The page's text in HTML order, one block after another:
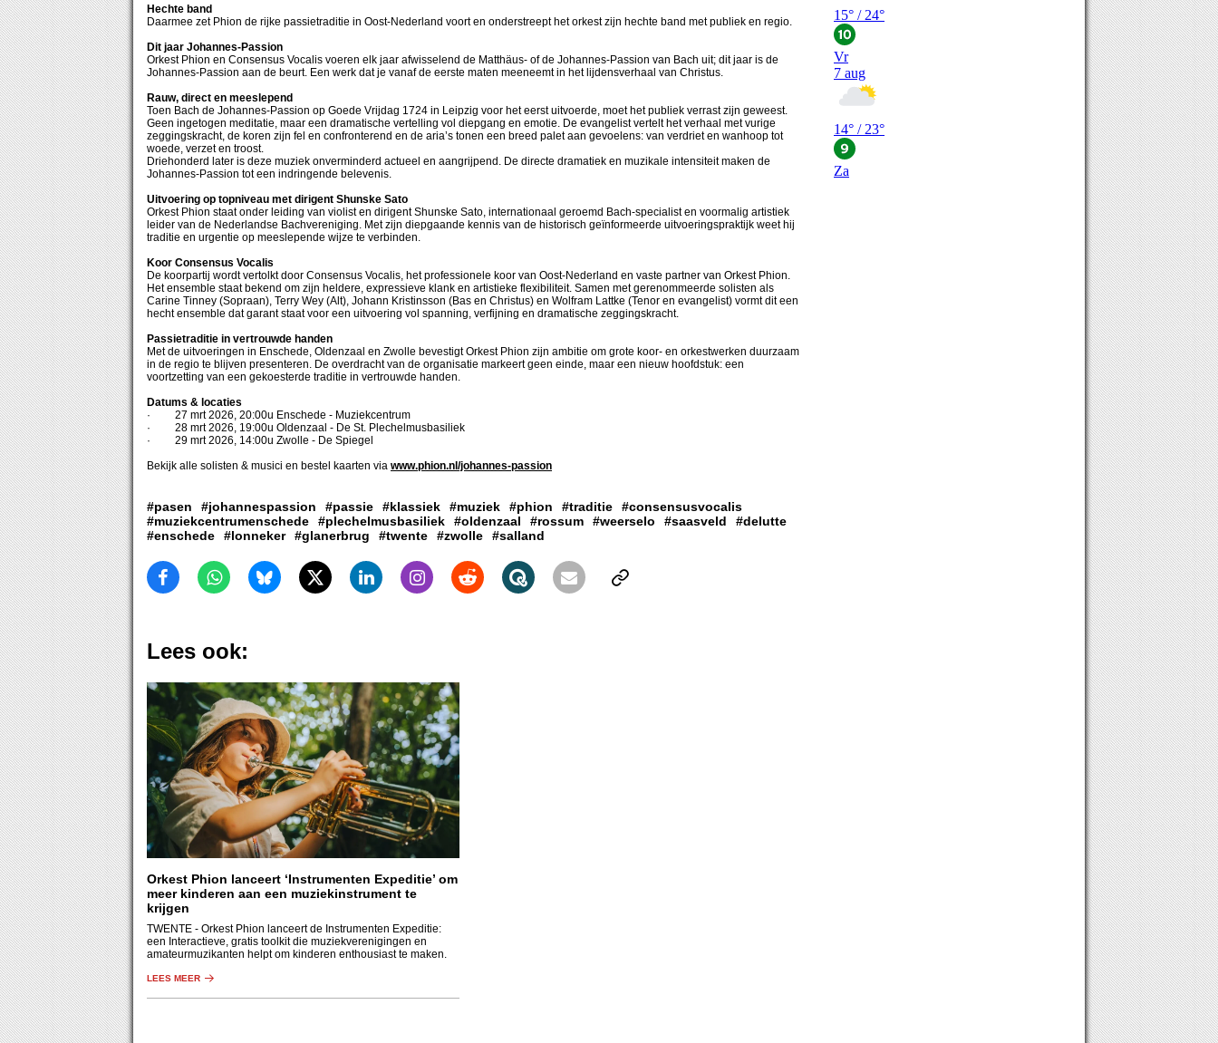
Hechte band
Daarmee zet Phion de rijke passietraditie in Oost-Nederland voort en onderstreept het orkest zijn hechte band met publiek en regio.
Dit jaar Johannes-Passion
Orkest Phion en Consensus Vocalis voeren elk jaar afwisselend de Matthäus- of de Johannes-Passion van Bach uit; dit jaar is de
Johannes-Passion aan de beurt. Een werk dat je vanaf de eerste maten meeneemt in het lijdensverhaal van Christus.
Rauw, direct en meeslepend
Toen Bach de Johannes-Passion op Goede Vrijdag 1724 in Leipzig voor het eerst uitvoerde, moet het publiek verrast zijn geweest.
Geen ingetogen meditatie, maar een dramatische vertelling vol diepgang en emotie. De evangelist vertelt het verhaal met vurige
zeggingskracht, de koren zijn fel en confronterend en de aria’s tonen een breed palet aan gevoelens: van verdriet en wanhoop tot
woede, verzet en troost.
Driehonderd later is deze muziek onverminderd actueel en aangrijpend. De directe dramatiek en muzikale intensiteit maken de
Johannes-Passion tot een indringende belevenis.
Uitvoering op topniveau met dirigent Shunske Sato
Orkest Phion staat onder leiding van violist en dirigent Shunske Sato, internationaal geroemd Bach-specialist en voormalig artistiek
leider van de Nederlandse Bachvereniging. Met zijn diepgaande kennis van de historisch geïnformeerde uitvoeringspraktijk weet hij
traditie en urgentie op meeslepende wijze te verbinden.
Koor Consensus Vocalis
De koorpartij wordt vertolkt door Consensus Vocalis, het professionele koor van Oost-Nederland en vaste partner van Orkest Phion.
Het ensemble staat bekend om zijn heldere, expressieve klank en artistieke flexibiliteit. Samen met gerenommeerde solisten als
Carine Tinney (Sopraan), Terry Wey (Alt), Johann Kristinsson (Bas en Christus) en Wolfram Lattke (Tenor en evangelist) vormt dit een
hecht ensemble dat garant staat voor een uitvoering vol spanning, verfijning en dramatische zeggingskracht.
Passietraditie in vertrouwde handen
Met de uitvoeringen in Enschede, Oldenzaal en Zwolle bevestigt Orkest Phion zijn ambitie om grote koor- en orkestwerken duurzaam
in de regio te blijven presenteren. De overdracht van de organisatie markeert geen einde, maar een nieuw hoofdstuk: een
voortzetting van een gekoesterde traditie in vertrouwde handen.
Datums & locaties
· 27 mrt 2026, 20:00u Enschede - Muziekcentrum
· 28 mrt 2026, 19:00u Oldenzaal - De St. Plechelmusbasiliek
· 29 mrt 2026, 14:00u Zwolle - De Spiegel
Bekijk alle solisten & musici en bestel kaarten via www.phion.nl/johannes-passion
#pasen #johannespassion #passie #klassiek #muziek #phion #traditie
#consensusvocalis
#muziekcentrumenschede
#plechelmusbasiliek #oldenzaal #rossum #weerselo #saasveld
#delutte
#enschede
#lonneker #glanerbrug #twente #zwolle #salland
Lees ook:
Orkest Phion lanceert ‘Instrumenten Expeditie’ om
meer kinderen aan een muziekinstrument te
krijgen
TWENTE - Orkest Phion lanceert de Instrumenten Expeditie:
een Interactieve, gratis toolkit die muziekverenigingen en
amateurmuzikanten helpt om kinderen enthousiast te maken.
LEES MEER